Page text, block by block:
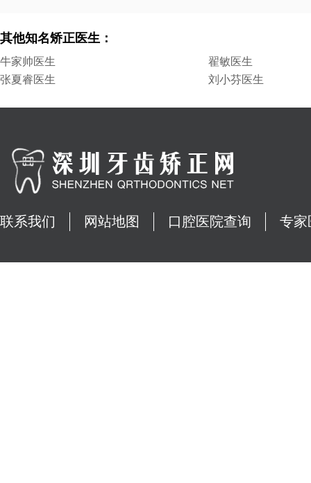
其他知名矫正医生：
牛家帅医生
翟敏医生
张夏睿医生
刘小芬医生
联系我们 网站地图 口腔医院查询 专家